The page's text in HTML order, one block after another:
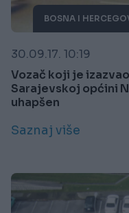
BOSNA I
30.09.17. 10:19
Vozač koji je
Sarajevskoj općini
uhapšen
Saznaj više